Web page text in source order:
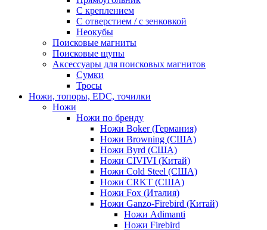
С креплением
С отверстием / с зенковкой
Неокубы
Поисковые магниты
Поисковые щупы
Аксессуары для поисковых магнитов
Сумки
Тросы
Ножи, топоры, EDC, точилки
Ножи
Ножи по бренду
Ножи Boker (Германия)
Ножи Browning (США)
Ножи Byrd (США)
Ножи CIVIVI (Китай)
Ножи Cold Steel (США)
Ножи CRKT (США)
Ножи Fox (Италия)
Ножи Ganzo-Firebird (Китай)
Ножи Adimanti
Ножи Firebird